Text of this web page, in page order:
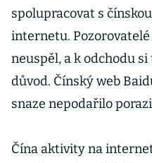
spolupracovat s
internetu. Pozorovatelé
neuspěl, a k odchodu
důvod. Čínský web
snaze nepodařilo
Čína aktivity na